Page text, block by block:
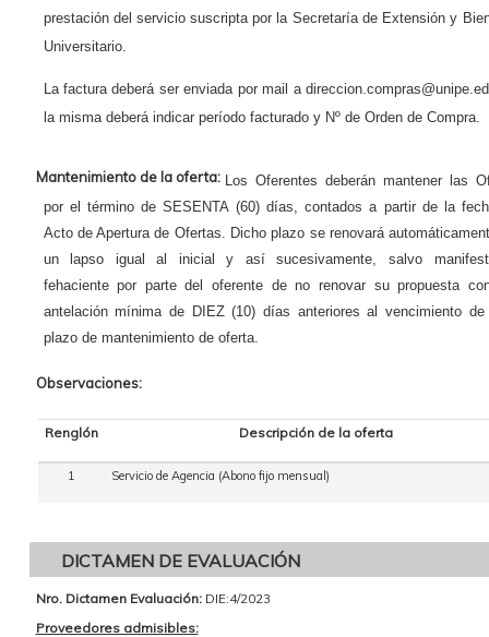
prestación del servicio suscripta por la Secretaría de Extensión y
Universitario.
La factura deberá ser enviada por mail a
la misma deberá indicar período facturado y Nº de Orden de Compra.
Mantenimiento de la oferta: Los Oferentes deberán mantener las
por el término de SESENTA (60) días, contados a partir de la
Acto de Apertura de Ofertas. Dicho plazo se renovará
un lapso igual al inicial y así sucesivamente, salvo
fehaciente por parte del oferente de no renovar su propuesta
antelación mínima de DIEZ (10) días anteriores al vencimiento de
plazo de mantenimiento de oferta.
Observaciones:
Renglón Descripción de la oferta
1 Servicio de Agencia (Abono fijo mensual)
DICTAMEN DE EVALUACIÓN
Nro. Dictamen Evaluación:DIE:4/2023
Proveedores admisibles: